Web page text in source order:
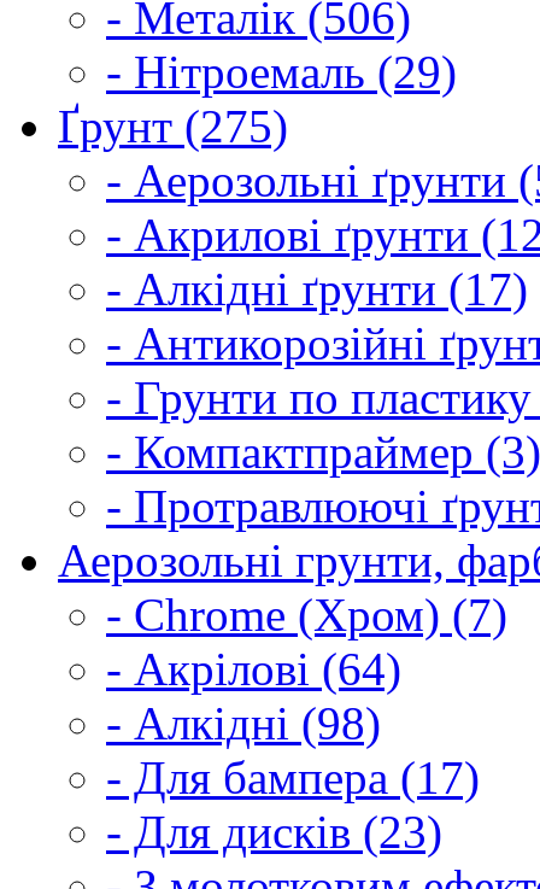
- Металік (506)
- Нітроемаль (29)
Ґрунт (275)
- Аерозольні ґрунти
- Акрилові ґрунти
- Алкідні ґрунти (17)
- Антикорозійні
- Грунти по
- Компактпраймер (3)
- Протравлюючі
Аерозольні грунти,
- Chrome (Хром) (7)
- Акрілові (64)
- Алкідні (98)
- Для бампера (17)
- Для дисків (23)